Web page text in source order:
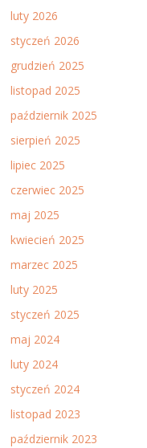
luty 2026
styczeń 2026
grudzień 2025
listopad 2025
październik 2025
sierpień 2025
lipiec 2025
czerwiec 2025
maj 2025
kwiecień 2025
marzec 2025
luty 2025
styczeń 2025
maj 2024
luty 2024
styczeń 2024
listopad 2023
październik 2023